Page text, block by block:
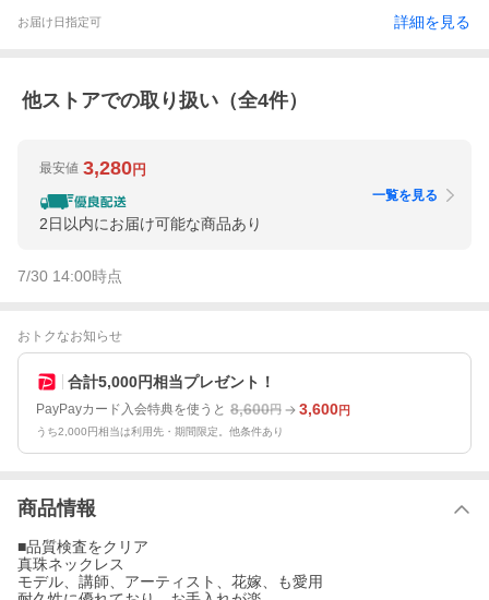
お届け日指定可 詳細を見る
他ストアでの取り扱い（全4件）
最安値 3,280円
2日以内にお届け可能な商品あり
一覧を見る
7/30 14:00時点
おトクなお知らせ
合計5,000円相当プレゼント！
PayPayカード入会特典を使うと 8,600円 3,600円
うち2,000円相当は利用先・期間限定。他条件あり
商品情報
■品質検査をクリア
真珠ネックレス
モデル、講師、アーティスト、花嫁、も愛用